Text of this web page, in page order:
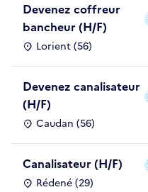
Devenez coffreur
bancheur (H/F)
Lorient (56)
Devenez canalisateur
(H/F)
Caudan (56)
Canalisateur (H/F)
Rédené (29)